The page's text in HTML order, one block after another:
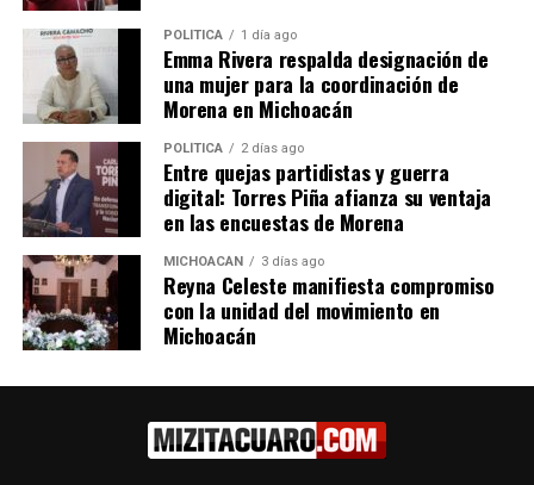
15 julio, 2026
En "Michoacán"
Michoacán abre centro de
acopio para damnificados
14 octubre, 2025
En "Michoacán"
Secum dará a conocer a ganadores del Encuentro
Estatal Efraín Vargas
POLÍTICA 1 día ago
Emma Rivera respalda designación de
una mujer para la coordinación de
Morena en Michoacán
POLÍTICA 2 días ago
Entre quejas partidistas y guerra
digital: Torres Piña afianza su ventaja
en las encuestas de Morena
MICHOACÁN 3 días ago
Reyna Celeste manifiesta compromiso
con la unidad del movimiento en
Michoacán